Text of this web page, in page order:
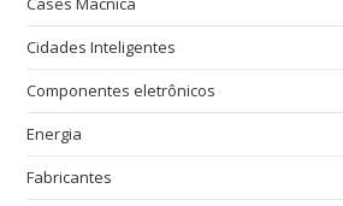
Cidades Inteligentes
Componentes eletrônicos
Energia
Fabricantes